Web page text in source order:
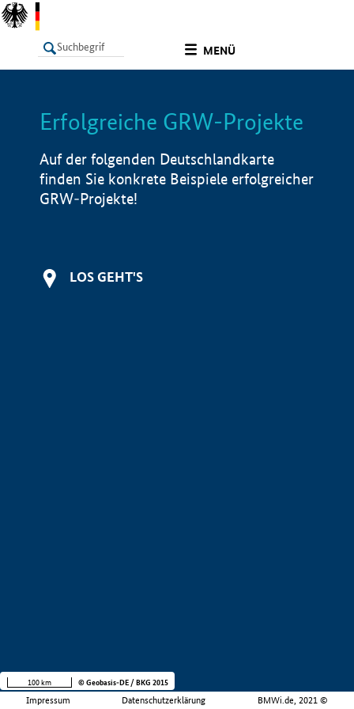
MENÜ
LISTE Info
Erfolgreiche GRW-Projekte
Auf der folgenden Deutschlandkarte
finden Sie konkrete Beispiele erfolgreicher
GRW-Projekte!
LOS GEHT'S
Impressum Datenschutzerklärung BMWi.de, 2021 ©
100 km © Geobasis-DE / BKG 2015